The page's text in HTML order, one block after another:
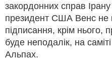
закордонних справ
президент США Венс не
підписання, крім нього,
буде неподалік, на
Альпах.